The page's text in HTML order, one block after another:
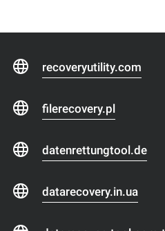
recoveryutility.com
filerecovery.pl
datenrettungtool.de
datarecovery.in.ua